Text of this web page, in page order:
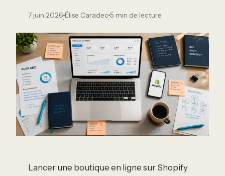
7 juin 2026
·
Élise Caradec
·
5 min de lecture
Lancer une boutique en ligne sur Shopify